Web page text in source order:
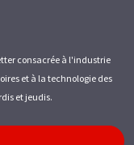
consacrée à l'industrie
et à la technologie des
et jeudis.